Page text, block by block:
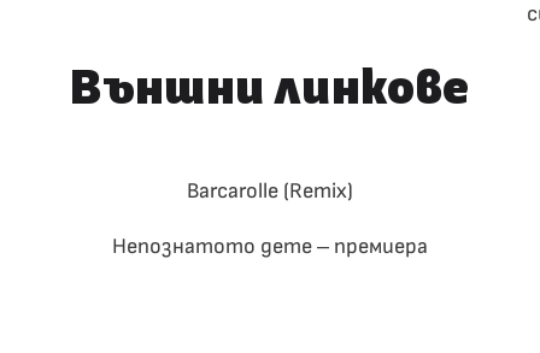
Външни линкове
Barcarolle (Remix)
Непознатото дете – премиера